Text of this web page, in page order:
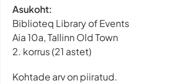
Asukoht:
Biblioteq Library of Events
Aia 10a, Tallinn Old Town
2. korrus (21 astet)
Kohtade arv on piiratud.